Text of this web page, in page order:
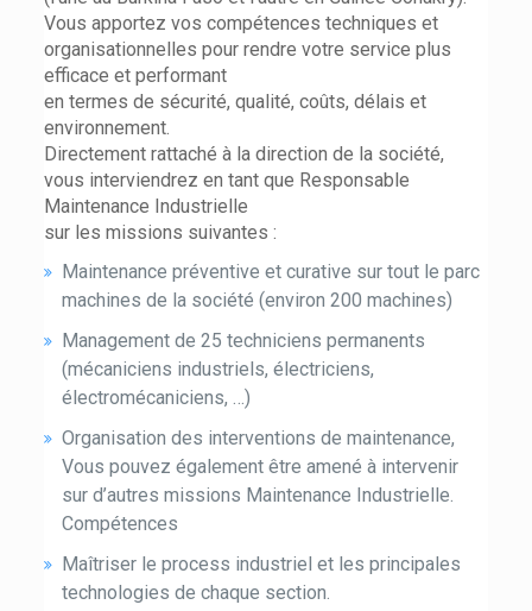
Vous apportez vos compétences techniques et
organisationnelles pour rendre votre service plus
efficace et performant
en termes de sécurité, qualité, coûts, délais et
environnement.
Directement rattaché à la direction de la société,
vous interviendrez en tant que Responsable
Maintenance Industrielle
sur les missions suivantes :
Maintenance préventive et curative sur tout le parc
machines de la société (environ 200 machines)
Management de 25 techniciens permanents
(mécaniciens industriels, électriciens,
électromécaniciens, …)
Organisation des interventions de maintenance,
Vous pouvez également être amené à intervenir
sur d’autres missions Maintenance Industrielle.
Compétences
Maîtriser le process industriel et les principales
technologies de chaque section.